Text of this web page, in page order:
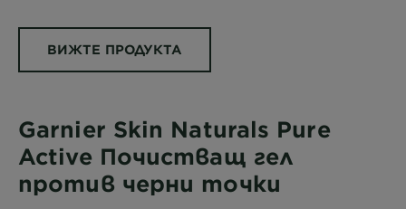
ВИЖТЕ ПРОДУКТА
Garnier Skin Naturals Pure
Active Почистващ гел
против черни точки